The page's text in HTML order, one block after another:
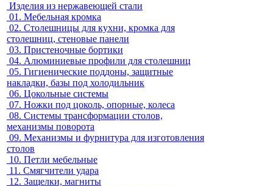
Изделия из нержавеющей стали
01. Мебельная кромка
02. Столешницы для кухни, кромка для
столешниц, стеновые панели
03. Пристеночные бортики
04. Алюминиевые профили для столешниц
05. Гигиенические поддоны, защитные
накладки, базы под холодильник
06. Цокольные системы
07. Ножки под цоколь, опорные, колеса
08. Системы трансформации столов,
механизмы поворота
09. Механизмы и фурнитура для изготовления
столов
10. Петли мебельные
11. Смягчители удара
12. Защелки, магниты